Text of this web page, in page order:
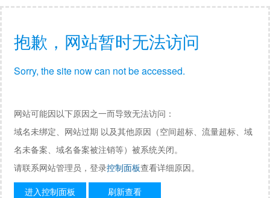
抱歉，网站暂时无法访问
Sorry, the site now can not be accessed.
网站可能因以下原因之一而导致无法访问：
域名未绑定、网站过期 以及其他原因（空间超标、流量超标、域
名未备案、域名备案被注销等）被系统关闭。
请联系网站管理员，登录控制面板查看详细原因。
进入控制面板
刷新查看